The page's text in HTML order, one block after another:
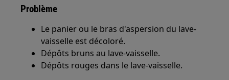
Problème
Le panier ou le bras d'aspersion du lave-
vaisselle est décoloré.
Dépôts bruns au lave-vaisselle.
Dépôts rouges dans le lave-vaisselle.